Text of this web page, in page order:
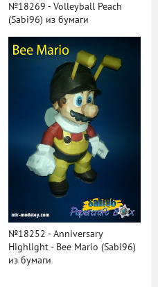
№18269 - Volleyball Peach
(Sabi96) из бумаги
№18252 - Anniversary
Highlight - Bee Mario (Sabi96)
из бумаги